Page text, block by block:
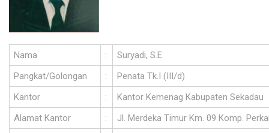
Nama :
Suryadi, S.E.
Pangkat/Golongan
:
Penata Tk.I (III/d)
Kantor
:
Kantor Kemenag Kabupaten Sekadau
Alamat Kantor
:
Jl. Merdeka Timur Km. 09 Komp.